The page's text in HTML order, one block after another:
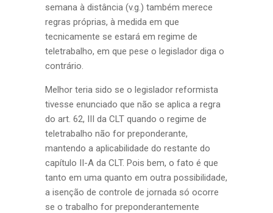
semana à distância (v.g.) também merece
regras próprias, à medida em que
tecnicamente se estará em regime de
teletrabalho, em que pese o legislador diga o
contrário.
Melhor teria sido se o legislador reformista
tivesse enunciado que não se aplica a regra
do art. 62, III da CLT quando o regime de
teletrabalho não for preponderante,
mantendo a aplicabilidade do restante do
capítulo II-A da CLT. Pois bem, o fato é que
tanto em uma quanto em outra possibilidade,
a isenção de controle de jornada só ocorre
se o trabalho for preponderantemente